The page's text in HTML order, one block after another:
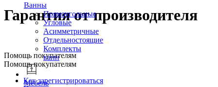
Ванны
Прямоугольные
Угловые
Асимметричные
Отдельностоящие
Комплекты
ванн
Мебель
Гарантия от производителя
Помощь покупателям
Помощь покупателям
Как зарегистрироваться